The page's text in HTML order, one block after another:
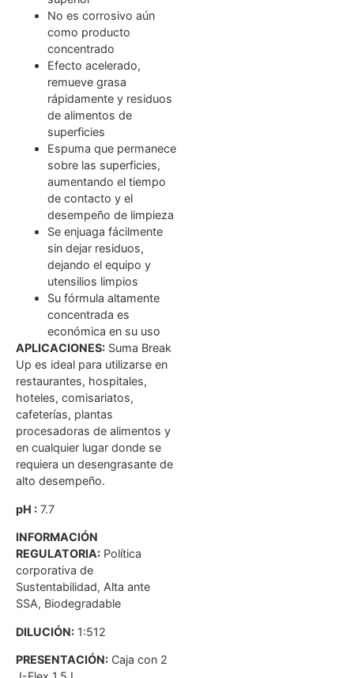
No es corrosivo aún
como producto
concentrado
Efecto acelerado,
remueve grasa
rápidamente y residuos
de alimentos de
superficies
Espuma que permanece
sobre las superficies,
aumentando el tiempo
de contacto y el
desempeño de limpieza
Se enjuaga fácilmente
sin dejar residuos,
dejando el equipo y
utensilios limpios
Su fórmula altamente
concentrada es
económica en su uso
APLICACIONES: Suma Break
Up es ideal para utilizarse en
restaurantes, hospitales,
hoteles, comisariatos,
cafeterías, plantas
procesadoras de alimentos y
en cualquier lugar donde se
requiera un desengrasante de
alto desempeño.
pH : 7.7
INFORMACIÓN
REGULATORIA: Política
corporativa de
Sustentabilidad, Alta ante
SSA, Biodegradable
DILUCIÓN: 1:512
PRESENTACIÓN: Caja con 2